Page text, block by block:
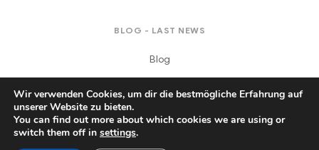
BLOG - LAST NEWS
Blog
Copyright © 2021Daferera
Wir verwenden Cookies, um dir die bestmögliche Erfahrung auf
unserer Website zu bieten.
You can find out more about which cookies we are using or
switch them off in settings.